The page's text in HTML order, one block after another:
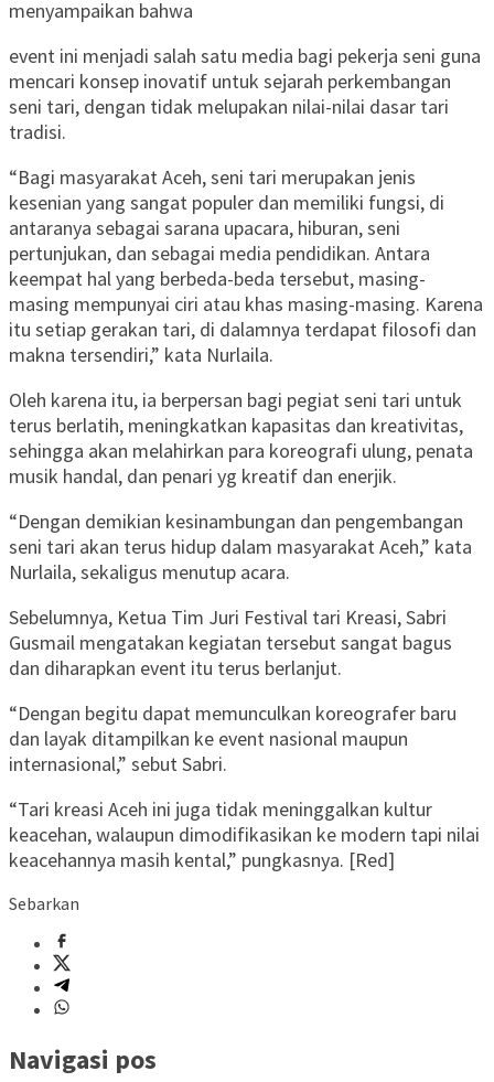
menyampaikan bahwa
event ini menjadi salah satu media bagi pekerja seni guna
mencari konsep inovatif untuk sejarah perkembangan
seni tari, dengan tidak melupakan nilai-nilai dasar tari
tradisi.
“Bagi masyarakat Aceh, seni tari merupakan jenis
kesenian yang sangat populer dan memiliki fungsi, di
antaranya sebagai sarana upacara, hiburan, seni
pertunjukan, dan sebagai media pendidikan. Antara
keempat hal yang berbeda-beda tersebut, masing-
masing mempunyai ciri atau khas masing-masing. Karena
itu setiap gerakan tari, di dalamnya terdapat filosofi dan
makna tersendiri,” kata Nurlaila.
Oleh karena itu, ia berpersan bagi pegiat seni tari untuk
terus berlatih, meningkatkan kapasitas dan kreativitas,
sehingga akan melahirkan para koreografi ulung, penata
musik handal, dan penari yg kreatif dan enerjik.
“Dengan demikian kesinambungan dan pengembangan
seni tari akan terus hidup dalam masyarakat Aceh,” kata
Nurlaila, sekaligus menutup acara.
Sebelumnya, Ketua Tim Juri Festival tari Kreasi, Sabri
Gusmail mengatakan kegiatan tersebut sangat bagus
dan diharapkan event itu terus berlanjut.
“Dengan begitu dapat memunculkan koreografer baru
dan layak ditampilkan ke event nasional maupun
internasional,” sebut Sabri.
“Tari kreasi Aceh ini juga tidak meninggalkan kultur
keacehan, walaupun dimodifikasikan ke modern tapi nilai
keacehannya masih kental,” pungkasnya. [Red]
Sebarkan
Navigasi pos